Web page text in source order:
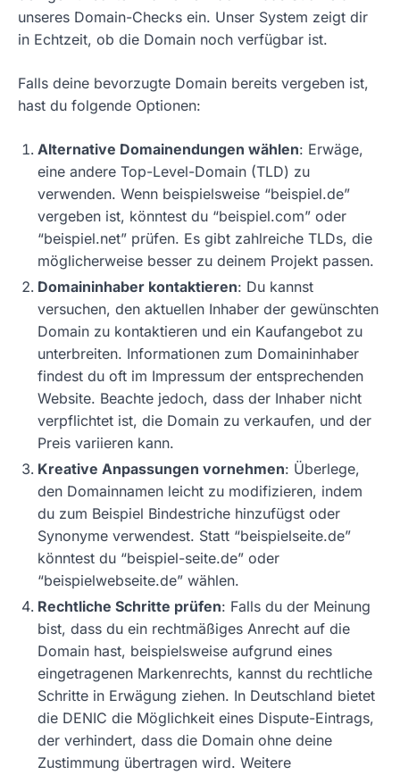
unseres Domain-Checks ein. Unser System zeigt dir
in Echtzeit, ob die Domain noch verfügbar ist.
Falls deine bevorzugte Domain bereits vergeben ist,
hast du folgende Optionen:
Alternative Domainendungen wählen: Erwäge,
eine andere Top-Level-Domain (TLD) zu
verwenden. Wenn beispielsweise “beispiel.de”
vergeben ist, könntest du “beispiel.com” oder
“beispiel.net” prüfen. Es gibt zahlreiche TLDs, die
möglicherweise besser zu deinem Projekt passen.
Domaininhaber kontaktieren: Du kannst
versuchen, den aktuellen Inhaber der gewünschten
Domain zu kontaktieren und ein Kaufangebot zu
unterbreiten. Informationen zum Domaininhaber
findest du oft im Impressum der entsprechenden
Website. Beachte jedoch, dass der Inhaber nicht
verpflichtet ist, die Domain zu verkaufen, und der
Preis variieren kann.
Kreative Anpassungen vornehmen: Überlege,
den Domainnamen leicht zu modifizieren, indem
du zum Beispiel Bindestriche hinzufügst oder
Synonyme verwendest. Statt “beispielseite.de”
könntest du “beispiel-seite.de” oder
“beispielwebseite.de” wählen.
Rechtliche Schritte prüfen: Falls du der Meinung
bist, dass du ein rechtmäßiges Anrecht auf die
Domain hast, beispielsweise aufgrund eines
eingetragenen Markenrechts, kannst du rechtliche
Schritte in Erwägung ziehen. In Deutschland bietet
die DENIC die Möglichkeit eines Dispute-Eintrags,
der verhindert, dass die Domain ohne deine
Zustimmung übertragen wird. Weitere